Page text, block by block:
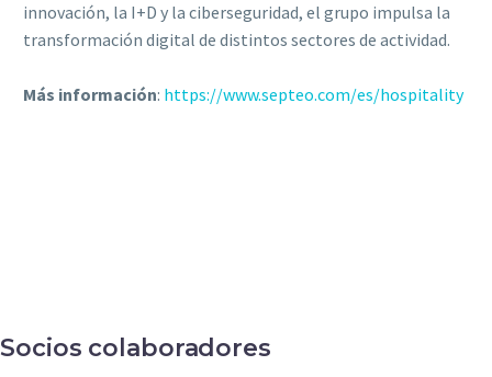
innovación, la I+D y la ciberseguridad, el grupo impulsa la
transformación digital de distintos sectores de actividad.
Más información: https://www.septeo.com/es/hospitality
Socios colaboradores